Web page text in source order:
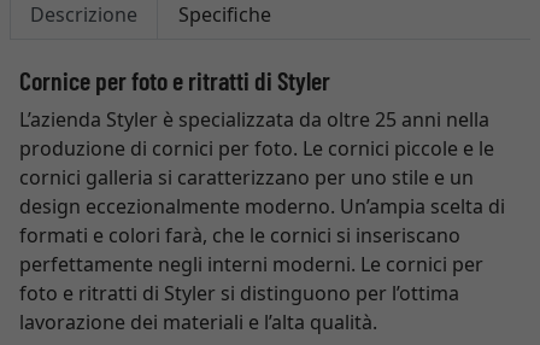
Descrizione Specifiche
Cornice per foto e ritratti di Styler
L’azienda Styler è specializzata da oltre 25 anni nella
produzione di cornici per foto. Le cornici piccole e le
cornici galleria si caratterizzano per uno stile e un
design eccezionalmente moderno. Un’ampia scelta di
formati e colori farà, che le cornici si inseriscano
perfettamente negli interni moderni. Le cornici per
foto e ritratti di Styler si distinguono per l’ottima
lavorazione dei materiali e l’alta qualità.